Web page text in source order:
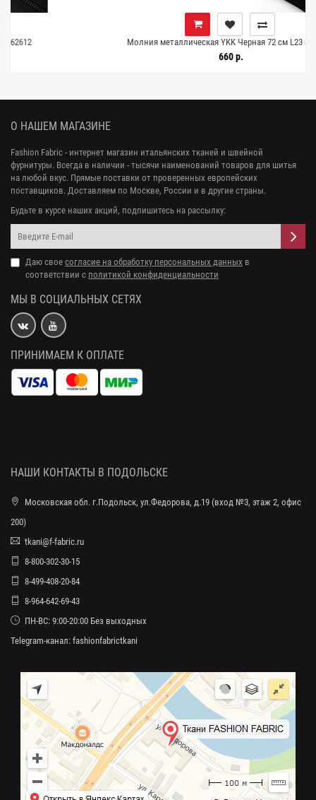
Молния металлическая YKK Черная 72 см L23 8062611
О НАШЕМ МАГАЗИНЕ
Fashion Fabric - интернет магазин итальянских тканей и швейной
фурнитуры. Всегда в наличии - тысячи наименований товаров для шитья
на любой вкус. Прямые поставки от проверенных европейских
поставщиков. Доставляем по Москве, России и в другие страны.
Будьте в курсе наших акций, подпишитесь на рассылку:
Даю свое согласие на обработку персональных данных в
соответствии с политикой конфиденциальности
МЫ В СОЦИАЛЬНЫХ СЕТЯХ
ПРИНИМАЕМ К ОПЛАТЕ
НАШИ КОНТАКТЫ В ПОДОЛЬСКЕ
Московская обл. г.Подольск, ул.Федорова, д.19 (вход №3, этаж 2, офис
200)
tkani@f-fabric.ru
8-800-302-30-15
8-499-408-20-84
8-964-642-69-43
ПН-ВС: 9:00-20:00 Без выходных
Telegram-канал: fashionfabrictkani